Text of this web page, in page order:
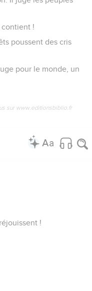
contient !
poussent des cris
pour le monde, un
sur www.editionsbiblio.fr
!